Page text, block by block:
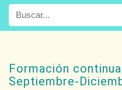
Formación
Septiembre-